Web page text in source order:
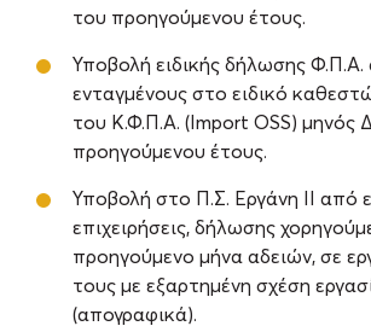
του προηγούμενου έτους.
Υποβολή ειδικής δήλωσης
ενταγμένους στο ειδικό
του Κ.Φ.Π.Α. (Import OSS) μηνός
προηγούμενου έτους.
Υποβολή στο Π.Σ. Εργάνη ΙΙ από
επιχειρήσεις, δήλωσης
προηγούμενο μήνα αδειών, σε
τους με εξαρτημένη σχέση
(απογραφικά).